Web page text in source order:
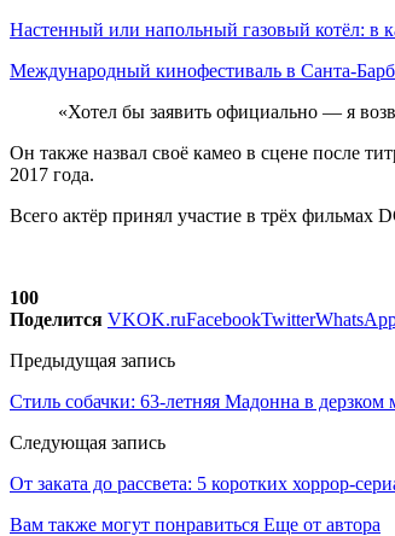
Настенный или напольный газовый котёл: в
Международный кинофестиваль в Санта-
«Хотел бы заявить официально — я
Он также назвал своё камео в сцене после
2017 года.
Всего актёр принял участие в трёх фильмах
100
Поделится VKOK.ruFacebookTwitter
Предыдущая запись
Стиль собачки: 63-летняя Мадонна в
Следующая запись
От заката до рассвета: 5 коротких хоррор-
Вам также могут понравиться Еще от автора